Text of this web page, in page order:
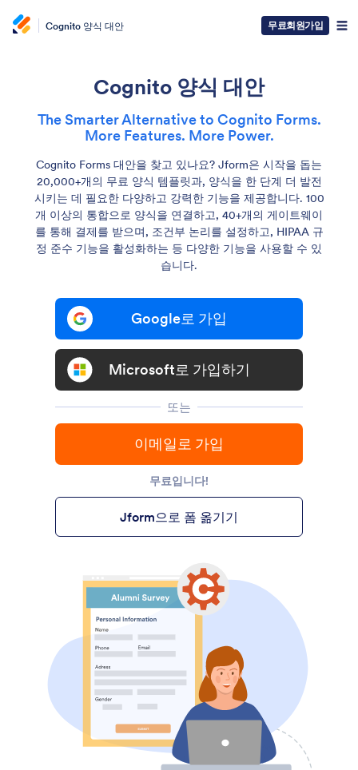
Cognito 양식 대안 무료회원가입
Cognito 양식 대안
The Smarter Alternative to Cognito Forms.
More Features. More Power.
Cognito Forms 대안을 찾고 있나요? Jform은 시작을 돕는
20,000+개의 무료 양식 템플릿과, 양식을 한 단계 더 발전
시키는 데 필요한 다양하고 강력한 기능을 제공합니다. 100
개 이상의 통합으로 양식을 연결하고, 40+개의 게이트웨이
를 통해 결제를 받으며, 조건부 논리를 설정하고, HIPAA 규
정 준수 기능을 활성화하는 등 다양한 기능을 사용할 수 있
습니다.
Google로 가입
Microsoft로 가입하기
또는
이메일로 가입
무료입니다!
Jform으로 폼 옮기기